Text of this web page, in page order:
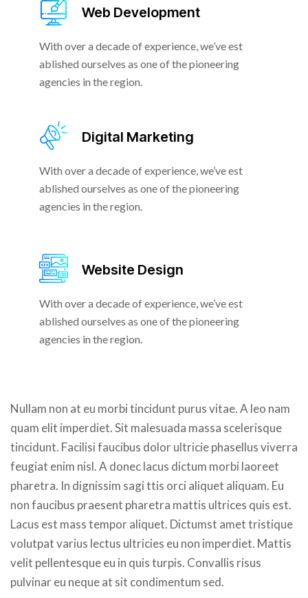
Web Development
With over a decade of experience, we’ve est
ablished ourselves as one of the pioneering
agencies in the region.
Digital Marketing
With over a decade of experience, we’ve est
ablished ourselves as one of the pioneering
agencies in the region.
Website Design
With over a decade of experience, we’ve est
ablished ourselves as one of the pioneering
agencies in the region.
Nullam non at eu morbi tincidunt purus vitae. A leo nam
quam elit imperdiet. Sit malesuada massa scelerisque
tincidunt. Facilisi faucibus dolor ultricie phasellus viverra
feugiat enim nisl. A donec lacus dictum morbi laoreet
pharetra. In dignissim sagi ttis orci aliquet aliquam. Eu
non faucibus praesent pharetra mattis ultrices quis est.
Lacus est mass tempor aliquet. Dictumst amet tristique
volutpat varius lectus ultricies eu non imperdiet. Mattis
velit pellentesque eu in quis turpis. Convallis risus
pulvinar eu neque at sit condimentum sed.